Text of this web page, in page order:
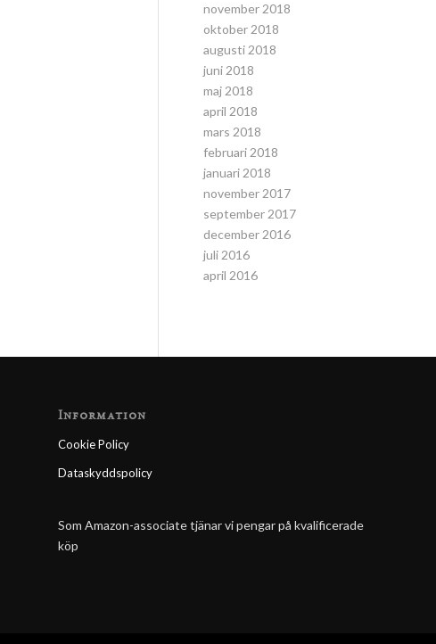
november 2018
oktober 2018
augusti 2018
juni 2018
maj 2018
april 2018
mars 2018
februari 2018
januari 2018
november 2017
september 2017
december 2016
juli 2016
april 2016
Information
Cookie Policy
Dataskyddspolicy
Som Amazon-associate tjänar vi pengar på kvalificerade
köp